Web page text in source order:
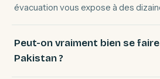
évacuation vous expose à des
Peut-on vraiment bien se
Pakistan ?